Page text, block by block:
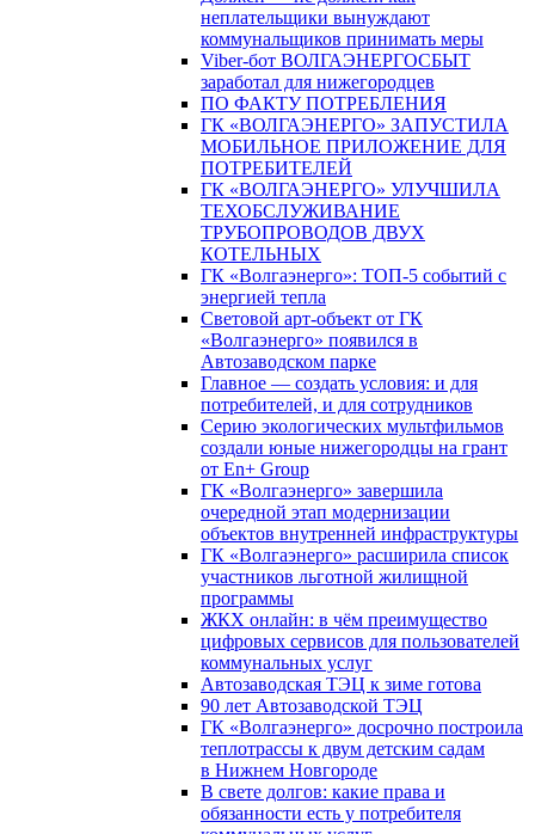
неплательщики вынуждают
коммунальщиков принимать меры
Viber-бот ВОЛГАЭНЕРГОСБЫТ
заработал для нижегородцев
ПО ФАКТУ ПОТРЕБЛЕНИЯ
ГК «ВОЛГАЭНЕРГО» ЗАПУСТИЛА
МОБИЛЬНОЕ ПРИЛОЖЕНИЕ ДЛЯ
ПОТРЕБИТЕЛЕЙ
ГК «ВОЛГАЭНЕРГО» УЛУЧШИЛА
ТЕХОБСЛУЖИВАНИЕ
ТРУБОПРОВОДОВ ДВУХ
КОТЕЛЬНЫХ
ГК «Волгаэнерго»: ТОП-5 событий с
энергией тепла
Световой арт-объект от ГК
«Волгаэнерго» появился в
Автозаводском парке
Главное — создать условия: и для
потребителей, и для сотрудников
Серию экологических мультфильмов
создали юные нижегородцы на грант
от En+ Group
ГК «Волгаэнерго» завершила
очередной этап модернизации
объектов внутренней инфраструктуры
ГК «Волгаэнерго» расширила список
участников льготной жилищной
программы
ЖКХ онлайн: в чём преимущество
цифровых сервисов для пользователей
коммунальных услуг
Автозаводская ТЭЦ к зиме готова
90 лет Автозаводской ТЭЦ
ГК «Волгаэнерго» досрочно построила
теплотрассы к двум детским садам
в Нижнем Новгороде
В свете долгов: какие права и
обязанности есть у потребителя